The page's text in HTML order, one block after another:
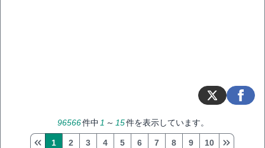
96566件中 1 ～ 15件を表示しています。
1 2 3 4 5 6 7 8 9 10